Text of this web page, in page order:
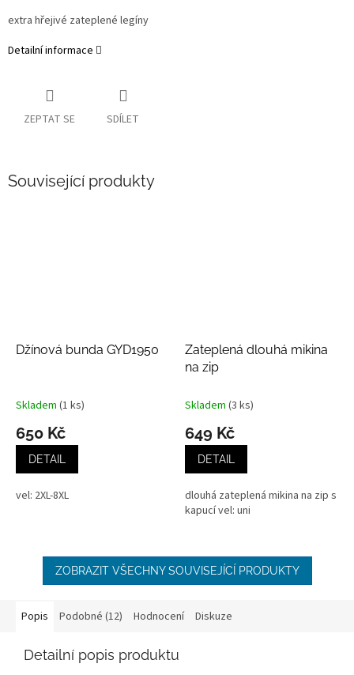
extra hřejivé zateplené legíny
Detailní informace
ZEPTAT SE SDÍLET
Související produkty
Džínová bunda GYD1950
Skladem (1 ks)
650 Kč
DETAIL
vel: 2XL-8XL
Zateplená dlouhá mikina
na zip
Skladem (3 ks)
649 Kč
DETAIL
dlouhá zateplená mikina na zip s
kapucí vel: uni
ZOBRAZIT VŠECHNY SOUVISEJÍCÍ PRODUKTY
Popis Podobné (12) Hodnocení Diskuze
Detailní popis produktu